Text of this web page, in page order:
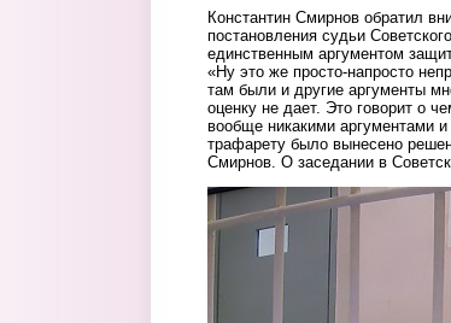
Константин Смирнов обратил
постановления судьи
единственным аргументом
«Ну это же просто-напросто
там были и другие аргументы
оценку не дает. Это говорит о
вообще никакими аргументами
трафарету было вынесено
Смирнов. О заседании в
v_sude.jpg